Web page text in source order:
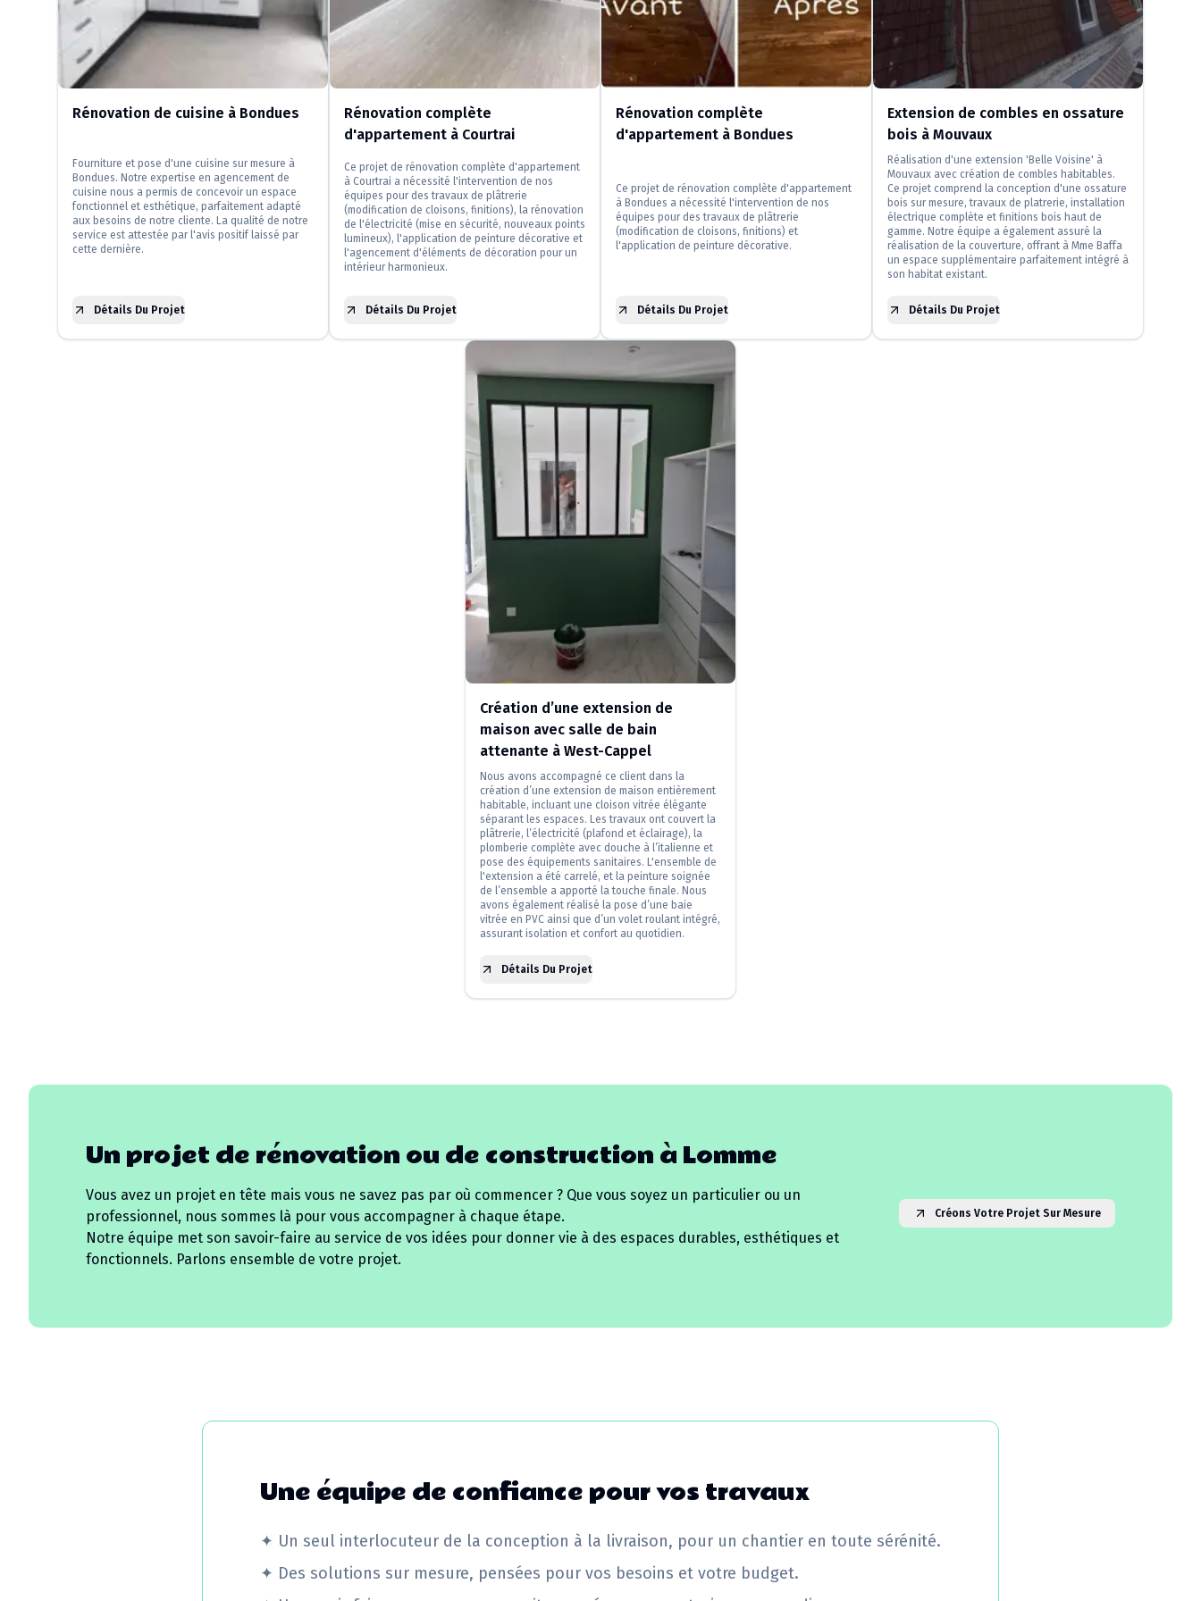
Rénovation de cuisine à Bondues
Fourniture et pose d'une cuisine sur mesure à
Bondues. Notre expertise en agencement de
cuisine nous a permis de concevoir un espace
fonctionnel et esthétique, parfaitement adapté
aux besoins de notre cliente. La qualité de notre
service est attestée par l'avis positif laissé par
cette dernière.
Détails Du Projet
Rénovation complète
d'appartement à Courtrai
Ce projet de rénovation complète d'appartement
à Courtrai a nécessité l'intervention de nos
équipes pour des travaux de plâtrerie
(modification de cloisons, finitions), la rénovation
de l'électricité (mise en sécurité, nouveaux points
lumineux), l'application de peinture décorative et
l'agencement d'éléments de décoration pour un
intérieur harmonieux.
Détails Du Projet
Rénovation complète
d'appartement à Bondues
Ce projet de rénovation complète d'appartement
à Bondues a nécessité l'intervention de nos
équipes pour des travaux de plâtrerie
(modification de cloisons, finitions) et
l'application de peinture décorative.
Détails Du Projet
Extension de combles en ossature
bois à Mouvaux
Réalisation d'une extension 'Belle Voisine' à
Mouvaux avec création de combles habitables.
Ce projet comprend la conception d'une ossature
bois sur mesure, travaux de platrerie, installation
électrique complète et finitions bois haut de
gamme. Notre équipe a également assuré la
réalisation de la couverture, offrant à Mme Baffa
un espace supplémentaire parfaitement intégré à
son habitat existant.
Détails Du Projet
Création d’une extension de
maison avec salle de bain
attenante à West-Cappel
Nous avons accompagné ce client dans la
création d’une extension de maison entièrement
habitable, incluant une cloison vitrée élégante
séparant les espaces. Les travaux ont couvert la
plâtrerie, l’électricité (plafond et éclairage), la
plomberie complète avec douche à l’italienne et
pose des équipements sanitaires. L'ensemble de
l'extension a été carrelé, et la peinture soignée
de l’ensemble a apporté la touche finale. Nous
avons également réalisé la pose d’une baie
vitrée en PVC ainsi que d’un volet roulant intégré,
assurant isolation et confort au quotidien.
Détails Du Projet
Un projet de rénovation ou de construction àLomme
Vous avez un projet en tête mais vous ne savez pas par où commencer ? Que vous soyez un particulier ou un
professionnel, nous sommes là pour vous accompagner à chaque étape.
Notre équipe met son savoir-faire au service de vos idées pour donner vie à des espaces durables, esthétiques et
fonctionnels. Parlons ensemble de votre projet.
Créons Votre Projet Sur Mesure
Une équipe de confiance pour vos travaux
✦ Un seul interlocuteur de la conception à la livraison, pour un chantier en toute sérénité.
✦ Des solutions sur mesure, pensées pour vos besoins et votre budget.